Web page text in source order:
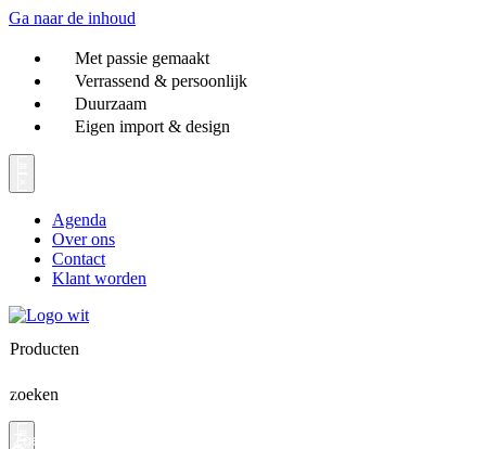
Ga naar de inhoud
Met passie gemaakt
Verrassend & persoonlijk
Duurzaam
Eigen import & design
Agenda
Over ons
Contact
Klant worden
Producten
zoeken